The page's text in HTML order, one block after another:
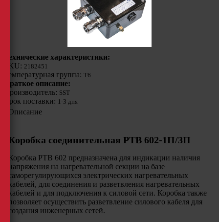
Технические характеристики:
SKU: 2182451
Температурная группа: Т6
Краткое описание:
Производитель: SST
Срок поставки: 1-3 дня
Описание
Коробка соединительная РТВ 602-1П/3П
Коробка РТВ 602 предназначена для индикации наличия
напряжения на нагревательной секции на базе
саморегулирующихся электрических нагревательных
кабелей, для соединения и разветвления нагревательных
кабелей и для подключения к силовой сети. Коробка также
позволяет осуществить разветвление силового кабеля для
создания инженерных сетей.